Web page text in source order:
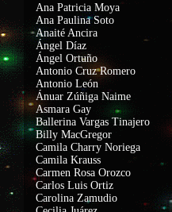
Ana Patricia Moya
Ana Paulina Soto
Anaité Ancira
Ángel Díaz
Ángel Ortuño
Antonio Cruz Romero
Antonio León
Ánuar Zúñiga Naime
Asmara Gay
Ballerina Vargas Tinajero
Billy MacGregor
Camila Charry Noriega
Camila Krauss
Carmen Rosa Orozco
Carlos Luis Ortiz
Carolina Zamudio